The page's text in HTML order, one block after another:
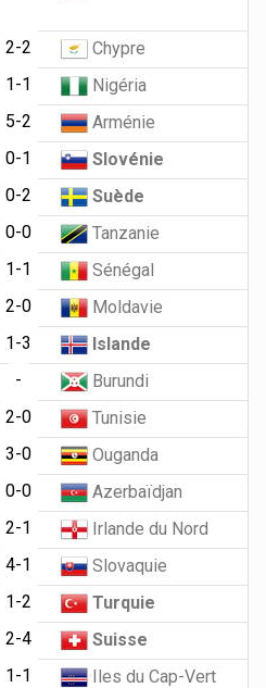
2-2
Chypre
1-1
Nigéria
5-2
Arménie
0-1
Slovénie
0-2
Suède
0-0
Tanzanie
1-1
Sénégal
2-0
Moldavie
1-3
Islande
-
Burundi
2-0
Tunisie
3-0
Ouganda
0-0
Azerbaïdjan
2-1
Irlande du Nord
4-1
Slovaquie
1-2
Turquie
2-4
Suisse
1-1
Iles du Cap-Vert